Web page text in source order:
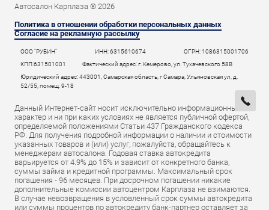
Автосалон Карплаза ® 2026
Политика в отношении обработки персональных данных
Согласие на рекламную рассылку
ООО "РУБИН" ИНН: 6315610674
ОГРН: 1086315001706
КПП:631501001
Фактический адрес: г. Кемерово, ул. Тухачевского 58В
Юридический адрес: 443001, Самарская область, г Самара, Ульяновская ул, д.
52/55, помещ. 9-18
Данный Интернет-сайт носит исключительно информационный
характер и ни при каких условиях не является публичной офертой,
определяемой положениями Статьи 437 Гражданского кодекса
РФ. Для получения подробной информации о наличии и стоимости
указанных товаров и (или) услуг, пожалуйста, обращайтесь к
менеджерам автосалона. Годовая ставка автокредита
варьируется от 4.9% до 15% и зависит от конкретного банка,
суммы займа и кредитной программы. Максимальный срок
погашения - 96 месяцев. При досрочном погашении никакие
дополнительные комиссии автоцентром Карплаза не взимаются.
В случае невозвращения в условленный срок суммы автокредита
или суммы процентов по автокредиту банк-партнер оставляет за